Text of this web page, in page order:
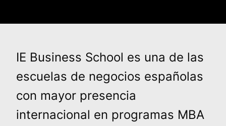
IE Business School es una de las
escuelas de negocios españolas
con mayor presencia
internacional en programas MBA